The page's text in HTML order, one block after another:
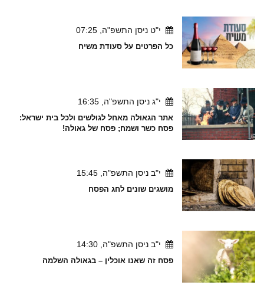
י"ט ניסן התשפ"ה, 07:25
כל הפרטים על סעודת משיח
י"ג ניסן התשפ"ה, 16:35
אתר הגאולה מאחל לגולשים ולכל בית ישראל:
פסח כשר ושמח; פסח של גאולה!
י"ב ניסן התשפ"ה, 15:45
מושגים שונים לחג הפסח
י"ב ניסן התשפ"ה, 14:30
פסח זה שאנו אוכלין – בגאולה השלמה